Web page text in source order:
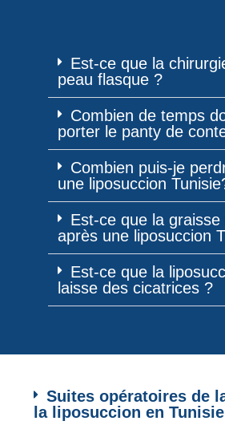
Est-ce que la
peau flasque ?
Combien de temps
porter le panty de
Combien puis-je
une liposuccion
Est-ce que la graisse
après une liposuccion
Est-ce que la
laisse des cicatrices ?
Suites opératoires de
la liposuccion en Tunisie